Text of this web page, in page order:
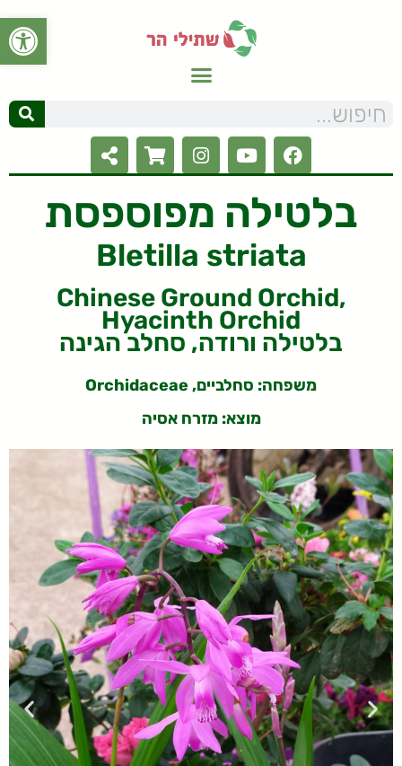
פתח
בלטילה מפוספסת
Bletilla striata
Chinese Ground Orchid,
Hyacinth Orchid
בלטילה ורודה, סחלב הגינה
משפחה: סחלביים, Orchidaceae
מוצא: מזרח אסיה